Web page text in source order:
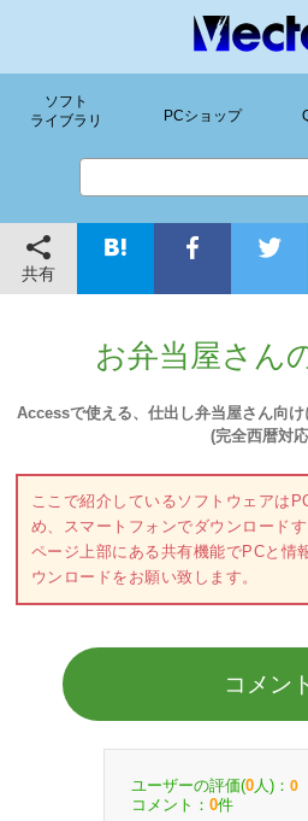
ソフト
ライブラリ
PCショップ
共有
お弁当屋さん
Accessで使える、仕出し弁当屋さん向
(完全西暦対
ここで紹介しているソフトウェアは
め、スマートフォンでダウンロードす
ページ上部にある共有機能でPCと情
ウンロードをお願い致します。
コメン
ユーザーの評価(0 人)： 0
コメント： 0件